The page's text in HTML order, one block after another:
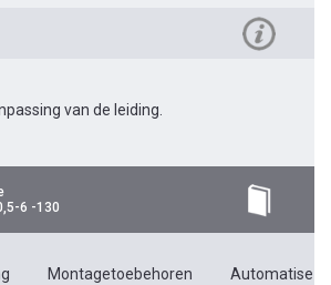
van de leiding.
6 -130
Montagetoebehoren